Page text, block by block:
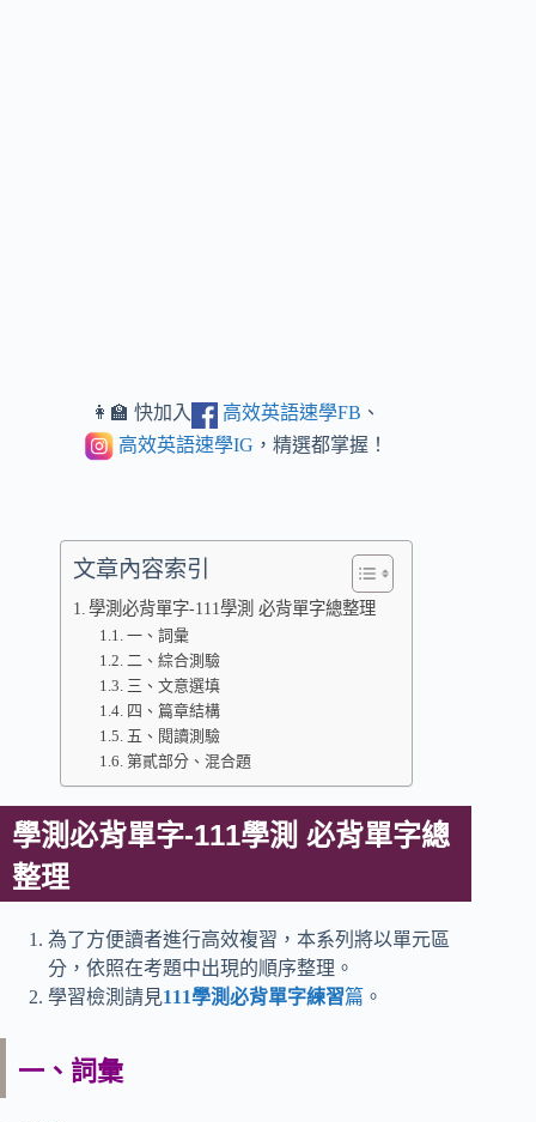
👩‍🏫 快加入 高效英語速學FB 、
高效英語速學IG ，精選都掌握！
文章內容索引
學測必背單字-111學測 必背單字總整理
一、詞彙
二、綜合測驗
三、文意選填
四、篇章結構
五、閱讀測驗
第貳部分、混合題
學測必背單字-111學測 必背單字總
整理
為了方便讀者進行高效複習，本系列將以單元區
分，依照在考題中出現的順序整理。
學習檢測請見111學測必背單字練習篇 。
一、詞彙